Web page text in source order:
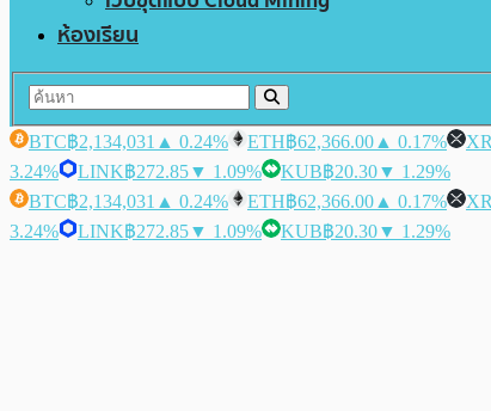
ห้องเรียน
BTC฿2,134,031 ▲ 0.24% ETH฿62,366.00 ▲ 0.17%
3.24%
LINK฿272.85▼ 1.09% KUB฿20.30▼ 1.29%
BTC฿2,134,031 ▲ 0.24% ETH฿62,366.00 ▲ 0.17%
3.24%
LINK฿272.85▼ 1.09% KUB฿20.30▼ 1.29%